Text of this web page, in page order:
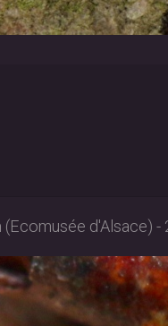
d'Alsace) -